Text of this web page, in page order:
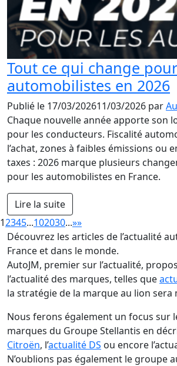
Tout ce qui change
automobilistes en 2026
Publié le 17/03/202611/03/2026 par
Chaque nouvelle année apporte son
pour les conducteurs. Fiscalité
l’achat, zones à faibles émissions ou
taxes : 2026 marque plusieurs
pour les automobilistes en France.
Lire la suite
12345...102030...»»
Découvrez les articles de l’actualité
France et dans le monde.
AutoJM, premier sur l’actualité,
l’actualité des marques, telles que
la stratégie de la marque au lion sera
Nous ferons également un focus sur
marques du Groupe Stellantis en
Citroën, l’actualité DS ou encore
N’oublions pas également le groupe